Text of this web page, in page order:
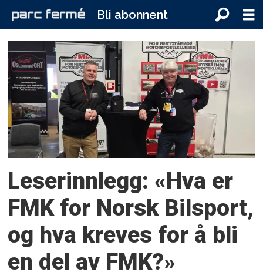
Bli abonnent
Tag:
kak
Leserinnlegg: «Hva er
FMK for Norsk Bilsport,
og hva kreves for å bli
en del av FMK?»